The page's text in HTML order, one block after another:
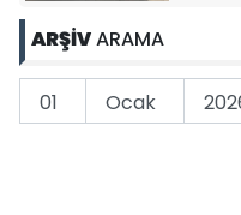
ARŞİVARAMA